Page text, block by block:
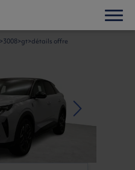
3008 gt détails offre